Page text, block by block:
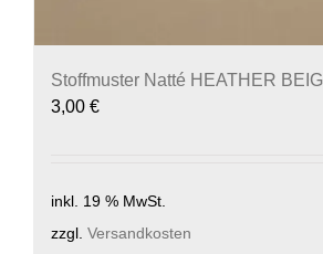
Stoffmuster Natté HEATHER
3,00 €
inkl. 19 % MwSt.
zzgl. Versandkosten